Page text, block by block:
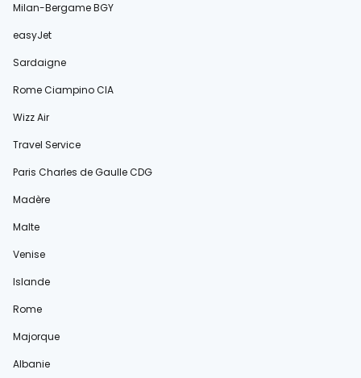
Milan-Bergame BGY
easyJet
Sardaigne
Rome Ciampino CIA
Wizz Air
Travel Service
Paris Charles de Gaulle CDG
Madère
Malte
Venise
Islande
Rome
Majorque
Albanie